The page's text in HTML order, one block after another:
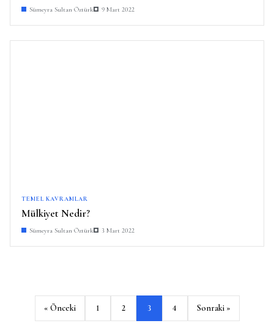
Sümeyra Sultan Öztürk 9 Mart 2022
TEMEL KAVRAMLAR
Mülkiyet Nedir?
Sümeyra Sultan Öztürk 3 Mart 2022
« Önceki 1 2 3 4 Sonraki »